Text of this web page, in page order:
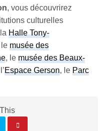
, vous découvrirez
culturelles
laHalle Tony-
lemusée des
, lemusée des Beaux-
Espace Gerson, leParc